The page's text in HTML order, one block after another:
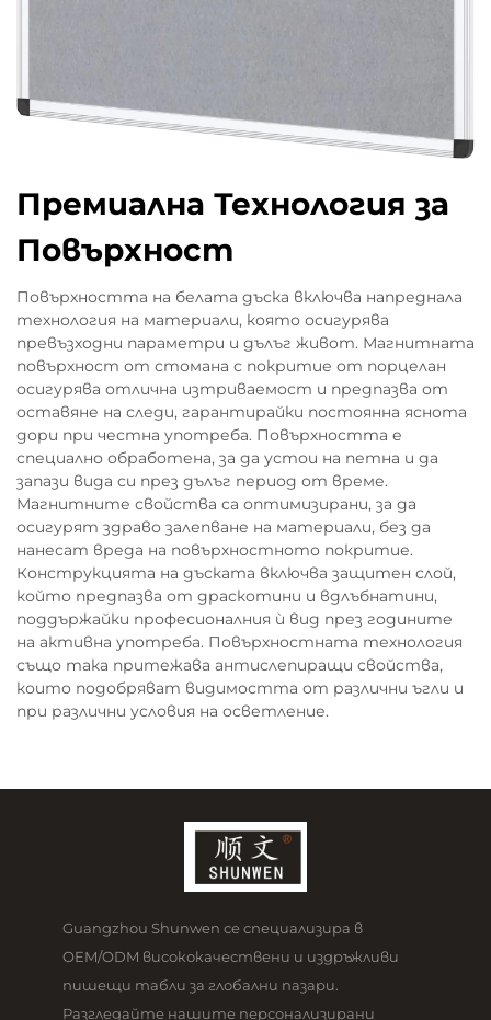
Премиална Технология за
Повърхност
Повърхността на белата дъска включва напреднала
технология на материали, която осигурява
превъзходни параметри и дълъг живот. Магнитната
повърхност от стомана с покритие от порцелан
осигурява отлична изтриваемост и предпазва от
оставяне на следи, гарантирайки постоянна яснота
дори при честна употреба. Повърхността е
специално обработена, за да устои на петна и да
запази вида си през дълъг период от време.
Магнитните свойства са оптимизирани, за да
осигурят здраво залепване на материали, без да
нанесат вреда на повърхностното покритие.
Конструкцията на дъската включва защитен слой,
който предпазва от драскотини и вдлъбнатини,
поддържайки професионалния ѝ вид през годините
на активна употреба. Повърхностната технология
също така притежава антислепиращи свойства,
които подобряват видимостта от различни ъгли и
при различни условия на осветление.
Guangzhou Shunwen се специализира в
OEM/ODM висококачествени и издръжливи
пишещи табли за глобални пазари.
Разгледайте нашите персонализирани